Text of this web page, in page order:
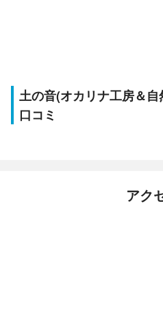
土の音(オカリナ工房＆
口コミ
アク